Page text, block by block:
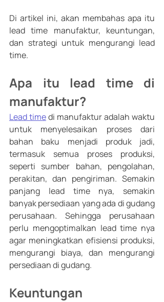
Di artikel ini, akan membahas apa itu
lead time manufaktur, keuntungan,
dan strategi untuk mengurangi lead
time.
Apa itu lead time di
manufaktur?
Lead timedi manufaktur adalah waktu
untuk menyelesaikan proses dari
bahan baku menjadi produk jadi,
termasuk semua proses produksi,
seperti sumber bahan, pengolahan,
perakitan, dan pengiriman. Semakin
panjang lead time nya, semakin
banyak persediaan yang ada di gudang
perusahaan. Sehingga perusahaan
perlu mengoptimalkan lead time nya
agar meningkatkan efisiensi produksi,
mengurangi biaya, dan mengurangi
persediaan di gudang.
Keuntungan